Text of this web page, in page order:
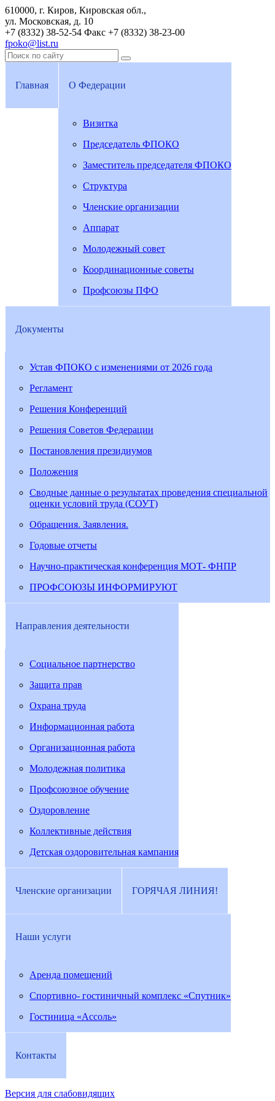
610000, г. Киров, Кировская обл.,
ул. Московская, д. 10
+7 (8332) 38-52-54 Факс +7 (8332) 38-23-00
fpoko@list.ru
Главная О Федерации
Визитка
Председатель ФПОКО
Заместитель председателя ФПОКО
Структура
Членские организации
Аппарат
Молодежный совет
Координационные советы
Профсоюзы ПФО
Документы
Устав ФПОКО с изменениями от 2026 года
Регламент
Решения Конференций
Решения Советов Федерации
Постановления президиумов
Положения
Сводные данные о результатах проведения специальной
оценки условий труда (СОУТ)
Обращения. Заявления.
Годовые отчеты
Научно-практическая конференция МОТ- ФНПР
ПРОФСОЮЗЫ ИНФОРМИРУЮТ
Направления деятельности
Социальное партнерство
Защита прав
Охрана труда
Информационная работа
Организационная работа
Молодежная политика
Профсоюзное обучение
Оздоровление
Коллективные действия
Детская оздоровительная кампания
Членские организации ГОРЯЧАЯ ЛИНИЯ!
Наши услуги
Аренда помещений
Спортивно- гостиничный комплекс «Спутник»
Гостиница «Ассоль»
Контакты
Версия для слабовидящих